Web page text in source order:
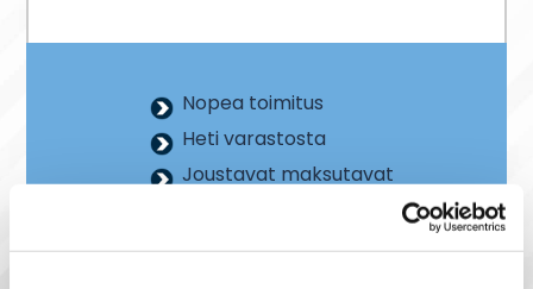
Nopea toimitus
Heti varastosta
Joustavat maksutavat